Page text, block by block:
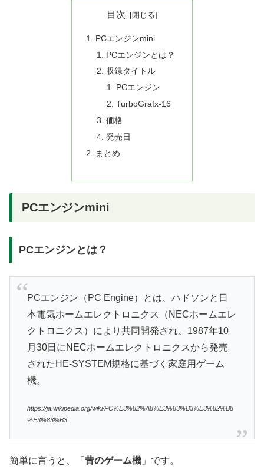
目次
PCエンジンmini
PCエンジンとは？
収録タイトル
PCエンジン
TurboGrafx-16
価格
発売日
まとめ
PCエンジンmini
PCエンジンとは？
PCエンジン（PC Engine）とは、ハドソンと日
本電気ホームエレクトロニクス（NECホームエレ
クトロニクス）により共同開発され、1987年10
月30日にNECホームエレクトロニクスから発売
されたHE-SYSTEM規格に基づく家庭用ゲーム
機。
https://ja.wikipedia.org/wiki/PC%E3%82%A8%E3%83%B3%E3%82%B8
%E3%83%B3
簡単に言うと、「 昔のゲーム機 」です。